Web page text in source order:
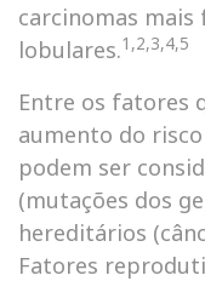
carcinomas mais
lobulares.1,2,3,4,5
Entre os fatores
aumento do
podem ser
(mutações dos
hereditários
Fatores